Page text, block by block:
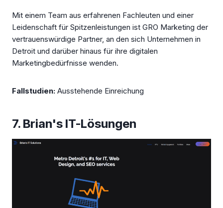
Mit einem Team aus erfahrenen Fachleuten und einer
Leidenschaft für Spitzenleistungen ist GRO Marketing der
vertrauenswürdige Partner, an den sich Unternehmen in
Detroit und darüber hinaus für ihre digitalen
Marketingbedürfnisse wenden.
Fallstudien: Ausstehende Einreichung
7. Brian's IT-Lösungen